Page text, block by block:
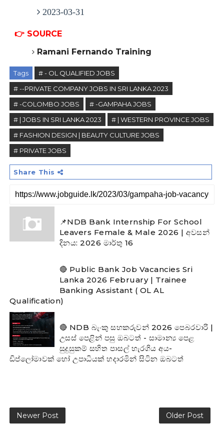
2023-03-31
👉 SOURCE
Ramani Fernando Training
Tags
# - OL QUALIFIED JOBS
# --PRIVATE COMPANY JOBS IN SRI LANKA 2023
# -COLOMBO JOBS
# -GAMPAHA JOBS
# | JOBS IN SRI LANKA 2023
# | WESTERN PROVINCE JOBS
# FASHION DESIGN | BEAUTY CULTURE JOBS
# PRIVATE JOBS
Share This
📌NDB Bank Internship For School
Leavers Female & Male 2026 | අවසන්
දිනය: 2026 මාර්තු 16
🔴 Public Bank Job Vacancies Sri
Lanka 2026 February | Trainee
Banking Assistant ( OL AL
Qualification)
🔴 NDB බැංකු සහකරුවන් 2026 පෙබරවාරි |
උසස් පෙළින් පසු ඔබටත් - සාමාන්‍ය පෙළ
සුදුසුකම් සහිත පාසල් හැරගිය අය-
ඩිප්ලෝමාවක් හෝ උපාධියක් හදාරමින් සිටින ඔබටත්
Newer Post Older Post